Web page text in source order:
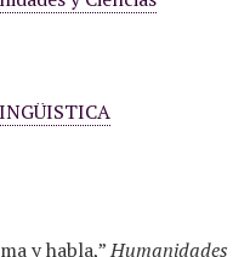
y habla,”Humanidades